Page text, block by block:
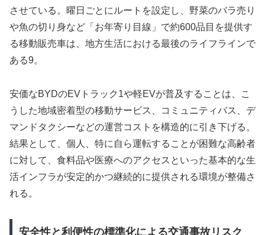
させている。曜日ごとにルートを設定し、野菜のバラ売り
や魚の切り身など「お年寄り目線」で約600品目を提供す
る移動販売車は、地方生活における最後のライフラインで
ある9。
安価なBYDのEVトラック1や軽EVが普及することは、こ
うした地域密着型の移動サービス、コミュニティバス、デ
マンドタクシーなどの運営コストを構造的に引き下げる。
結果として、個人、特に自ら運転することが困難な高齢者
に対して、食料品や医療へのアクセスといった基本的な生
活インフラが安定的かつ継続的に提供される環境が整備さ
れる。
安全性と利便性の標準化による交通事故リスク